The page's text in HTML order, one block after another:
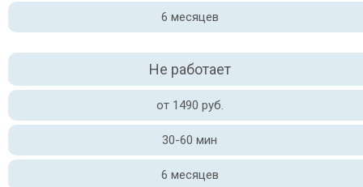
6 месяцев
Не работает
от 1490 руб.
30-60 мин
6 месяцев